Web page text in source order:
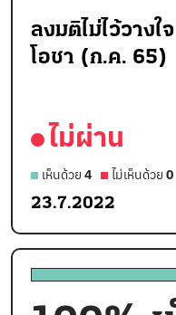
ลงมติไม่ไว้วาง
โอชา (ก.ค. 65)
ไม่ผ่าน
เห็นด้วย 4 ไม่เห็นด้วย 0
23.7.2022